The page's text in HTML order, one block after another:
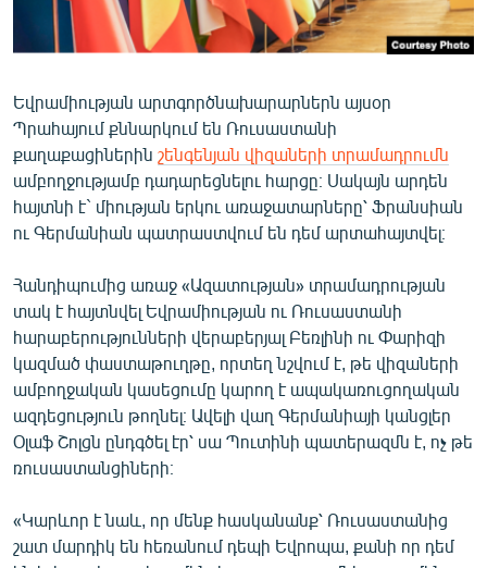
ԿՈՐՈՆԱՎԻՐՈՒՍ
ՏԵՍԱՆՅՈՒԹԵՐ
ԲԱՆԱՎԵՃ
ՁԳՏԵԼՈՎ ԼԱՎԱԳՈՒՅՆԻՆ
ՓՈԴՔԱՍԹ
Հայերեն
English
Русский
ՀԵՏԵՎԵՔ ՄԵԶ
Եվրամիության արտգործնախարարներն այսօր
Պրահայում քննարկում են Ռուսաստանի
քաղաքացիներին շենգենյան վիզաների տրամադրումն
ամբողջությամբ դադարեցնելու հարցը։ Սակայն արդեն
հայտնի է` միության երկու առաջատարները՝ Ֆրանսիան
ու Գերմանիան պատրաստվում են դեմ արտահայտվել։
Հանդիպումից առաջ «Ազատության» տրամադրության
տակ է հայտնվել Եվրամիության ու Ռուսաստանի
հարաբերությունների վերաբերյալ Բեռլինի ու Փարիզի
կազմած փաստաթուղթը, որտեղ նշվում է, թե վիզաների
ամբողջական կասեցումը կարող է ապակառուցողական
ազդեցություն թողնել։ Ավելի վաղ Գերմանիայի կանցլեր
Օլաֆ Շոլցն ընդգծել էր՝ սա Պուտինի պատերազմն է, ոչ թե
ռուսաստանցիների։
«Կարևոր է նաև, որ մենք հասկանանք՝ Ռուսաստանից
շատ մարդիկ են հեռանում դեպի Եվրոպա, քանի որ դեմ